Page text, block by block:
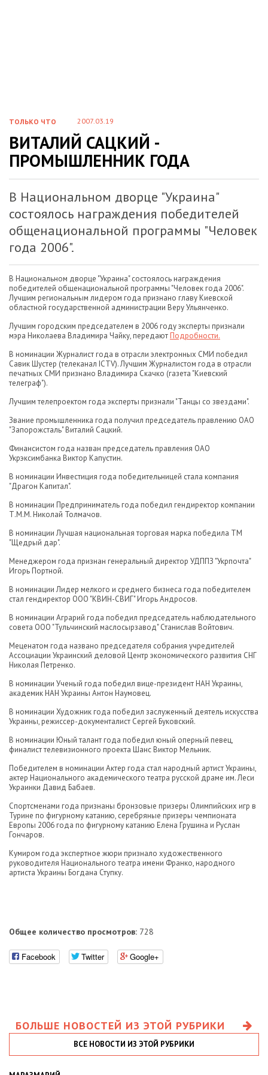
ТОЛЬКО ЧТО 2007.03.19
ВИТАЛИЙ САЦКИЙ -
ПРОМЫШЛЕННИК ГОДА
В Национальном дворце "Украина"
состоялось награждения победителей
общенациональной программы "Человек
года 2006".
В Национальном дворце "Украина" состоялось награждения
победителей общенациональной программы "Человек года 2006".
Лучшим региональным лидером года признано главу Киевской
областной государственной администрации Веру Ульянченко.
Лучшим городским председателем в 2006 году эксперты признали
мэра Николаева Владимира Чайку, передаютПодробности.
В номинации Журналист года в отрасли электронных СМИ победил
Савик Шустер (телеканал ICTV). Лучшим Журналистом года в отрасли
печатных СМИ признано Владимира Скачко (газета "Киевский
телеграф").
Лучшим телепроектом года эксперты признали "Танцы со звездами".
Звание промышленника года получил председатель правлению ОАО
"Запорожсталь" Виталий Сацкий.
Финансистом года назван председатель правления ОАО
Укрэксимбанка Виктор Капустин.
В номинации Инвестиция года победительницей стала компания
"Драгон Капитал".
В номинации Предприниматель года победил гендиректор компании
Т.М.М. Николай Толмачов.
В номинации Лучшая национальная торговая марка победила ТМ
"Щедрый дар".
Менеджером года признан генеральный директор УДППЗ "Укрпочта"
Игорь Портной.
В номинации Лидер мелкого и среднего бизнеса года победителем
стал гендиректор ООО "КВИН-СВИГ" Игорь Андросов.
В номинации Аграрий года победил председатель наблюдательного
совета ООО "Тульчинский маслосырзавод" Станислав Войтович.
Меценатом года названо председателя собрания учредителей
Ассоциации Украинский деловой Центр экономического развития СНГ
Николая Петренко.
В номинации Ученый года победил вице-президент НАН Украины,
академик НАН Украины Антон Наумовец.
В номинации Художник года победил заслуженный деятель искусства
Украины, режиссер-документалист Сергей Буковский.
В номинации Юный талант года победил юный оперный певец,
финалист телевизионного проекта Шанс Виктор Мельник.
Победителем в номинации Актер года стал народный артист Украины,
актер Национального академического театра русской драме им. Леси
Украинки Давид Бабаев.
Спортсменами года признаны бронзовые призеры Олимпийских игр в
Турине по фигурному катанию, серебряные призеры чемпионата
Европы 2006 года по фигурному катанию Елена Грушина и Руслан
Гончаров.
Кумиром года экспертное жюри признало художественного
руководителя Национального театра имени Франко, народного
артиста Украины Богдана Ступку.
Общее количество просмотров: 728
Facebook Twitter Google+
БОЛЬШЕ НОВОСТЕЙ ИЗ ЭТОЙ РУБРИКИ
ВСЕ НОВОСТИ ИЗ ЭТОЙ РУБРИКИ